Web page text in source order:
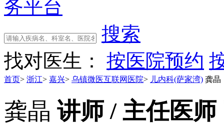
搜索
找对医生：
按医院预约
首页> 浙江> 嘉兴> 乌镇微医互联网医院> 儿内科(萨家湾) 龚晶
龚晶 讲师 / 主任医师